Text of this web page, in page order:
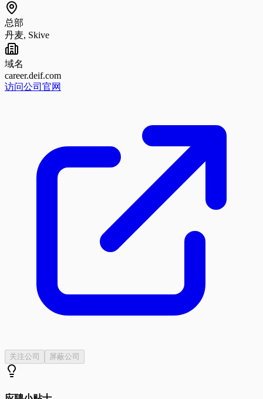
总部
丹麦, Skive
域名
career.deif.com
访问公司官网
关注公司 屏蔽公司